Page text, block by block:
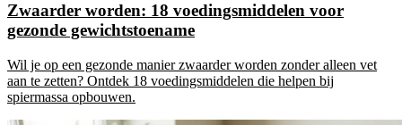
Zwaarder worden: 18 voedingsmiddelen voor
gezonde gewichtstoename
Wil je op een gezonde manier zwaarder worden zonder alleen vet
aan te zetten? Ontdek 18 voedingsmiddelen die helpen bij
spiermassa opbouwen.